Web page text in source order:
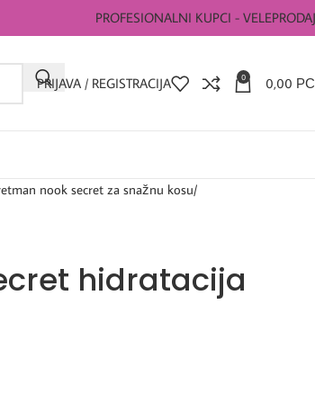
PROFESIONALNI KUPCI -
PRIJAVA / REGISTRACIJA 0 0,00
nook secret za snažnu kosu
hidratacija